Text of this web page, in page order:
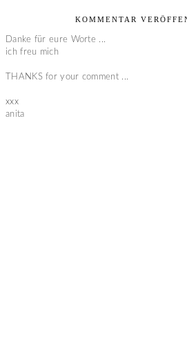
KOMMENTAR
Danke für eure Worte ...
ich freu mich
THANKS for your comment ...
xxx
anita